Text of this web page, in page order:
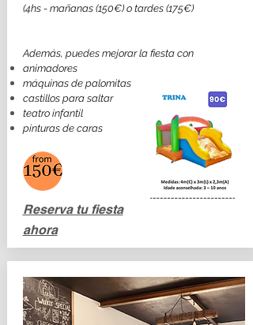
(4hs - mañanas (150€) o tardes (175€)
Además, puedes mejorar la fiesta con
animadores
máquinas de palomitas
castillos para saltar
teatro infantil
pinturas de caras
Reserva tu fiesta
ahora